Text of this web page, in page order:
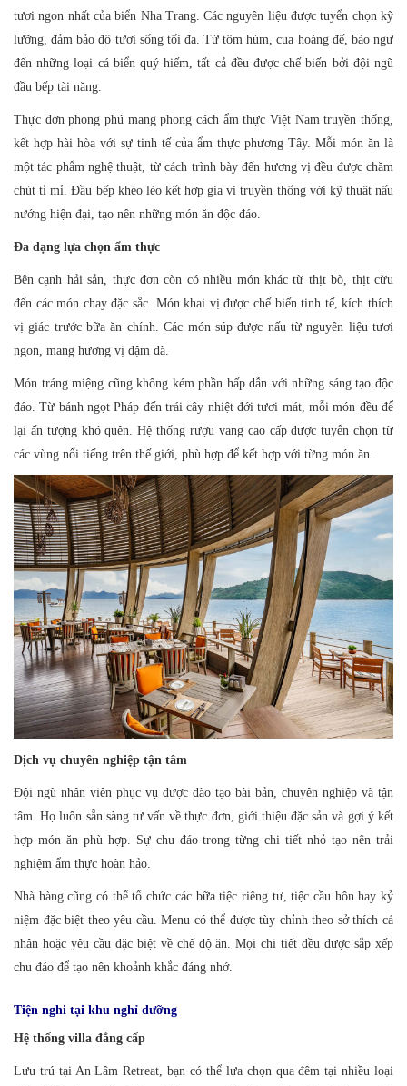
tươi ngon nhất của biển Nha Trang. Các nguyên liệu được tuyển chọn kỹ
lưỡng, đảm bảo độ tươi sống tối đa. Từ tôm hùm, cua hoàng đế, bào ngư
đến những loại cá biển quý hiếm, tất cả đều được chế biến bởi đội ngũ
đầu bếp tài năng.
Thực đơn phong phú mang phong cách ẩm thực Việt Nam truyền thống,
kết hợp hài hòa với sự tinh tế của ẩm thực phương Tây. Mỗi món ăn là
một tác phẩm nghệ thuật, từ cách trình bày đến hương vị đều được chăm
chút tỉ mỉ. Đầu bếp khéo léo kết hợp gia vị truyền thống với kỹ thuật nấu
nướng hiện đại, tạo nên những món ăn độc đáo.
Đa dạng lựa chọn ẩm thực
Bên cạnh hải sản, thực đơn còn có nhiều món khác từ thịt bò, thịt cừu
đến các món chay đặc sắc. Món khai vị được chế biến tinh tế, kích thích
vị giác trước bữa ăn chính. Các món súp được nấu từ nguyên liệu tươi
ngon, mang hương vị đậm đà.
Món tráng miệng cũng không kém phần hấp dẫn với những sáng tạo độc
đáo. Từ bánh ngọt Pháp đến trái cây nhiệt đới tươi mát, mỗi món đều để
lại ấn tượng khó quên. Hệ thống rượu vang cao cấp được tuyển chọn từ
các vùng nổi tiếng trên thế giới, phù hợp để kết hợp với từng món ăn.
Dịch vụ chuyên nghiệp tận tâm
Đội ngũ nhân viên phục vụ được đào tạo bài bản, chuyên nghiệp và tận
tâm. Họ luôn sẵn sàng tư vấn về thực đơn, giới thiệu đặc sản và gợi ý kết
hợp món ăn phù hợp. Sự chu đáo trong từng chi tiết nhỏ tạo nên trải
nghiệm ẩm thực hoàn hảo.
Nhà hàng cũng có thể tổ chức các bữa tiệc riêng tư, tiệc cầu hôn hay kỷ
niệm đặc biệt theo yêu cầu. Menu có thể được tùy chỉnh theo sở thích cá
nhân hoặc yêu cầu đặc biệt về chế độ ăn. Mọi chi tiết đều được sắp xếp
chu đáo để tạo nên khoảnh khắc đáng nhớ.
Tiện nghi tại khu nghỉ dưỡng
Hệ thống villa đẳng cấp
Lưu trú tại An Lâm Retreat, bạn có thể lựa chọn qua đêm tại nhiều loại